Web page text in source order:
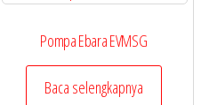
Pompa Ebara EVMSG
Baca selengkapnya